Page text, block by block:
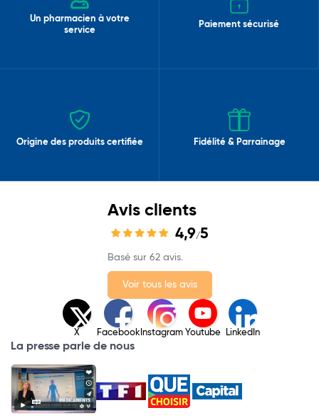
Un pharmacien à votre
service
Paiement sécurisé
Origine des produits certifiée Fidélité & Parrainage
Avis clients
4,9/5
Basé sur 62 avis.
Voir tous les avis
X Facebook Instagram Youtube LinkedIn
La presse parle de nous